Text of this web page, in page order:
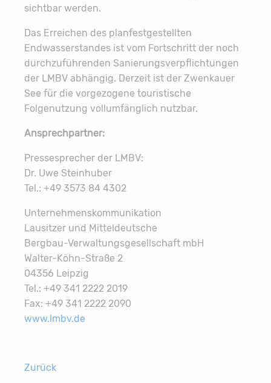
sichtbar werden.
Das Erreichen des planfestgestellten
Endwasserstandes ist vom Fortschritt der noch
durchzuführenden Sanierungsverpflichtungen
der LMBV abhängig. Derzeit ist der Zwenkauer
See für die vorgezogene touristische
Folgenutzung vollumfänglich nutzbar.
Ansprechpartner:
Pressesprecher der LMBV:
Dr. Uwe Steinhuber
Tel.: +49 3573 84 4302
Unternehmenskommunikation
Lausitzer und Mitteldeutsche
Bergbau-Verwaltungsgesellschaft mbH
Walter-Köhn-Straße 2
04356 Leipzig
Tel.: +49 341 2222 2019
Fax: +49 341 2222 2090
www.lmbv.de
Zurück